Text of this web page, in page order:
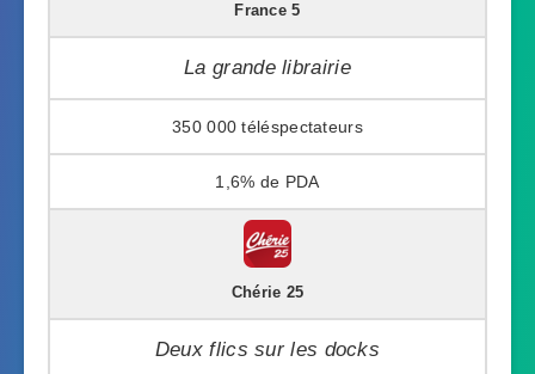
France 5
La grande librairie
350 000
1,6%
Chérie 25
Deux flics sur les docks